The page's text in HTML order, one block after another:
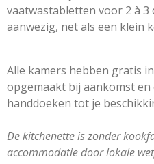
vaatwastabletten voor 2 à 3
aanwezig, net als een klein
Alle kamers hebben gratis
opgemaakt bij aankomst en
handdoeken tot je
De kitchenette is zonder
accommodatie door lokale